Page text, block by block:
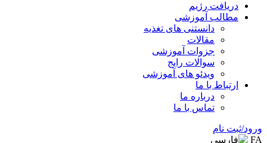
دریافت رژیم
مطالب آموزشی
دانستنی های تغذیه
مقالات
جزوات آموزشی
سوالات رایج
ویدئو های آموزشی
ارتباط با ما
درباره ما
تماس با ما
ورود/ثبت نام
FA